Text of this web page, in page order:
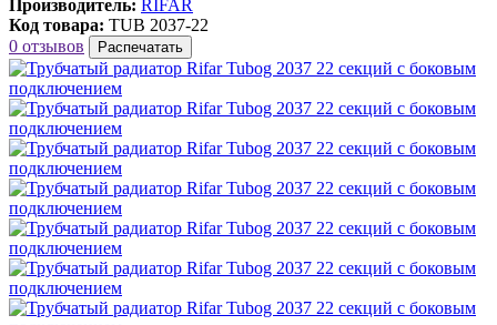
Производитель: RIFAR
Код товара: TUB 2037-22
0 отзывов
Распечатать